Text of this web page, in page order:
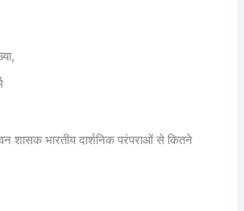
शासक भारतीय दार्शनिक परंपराओं से कितने